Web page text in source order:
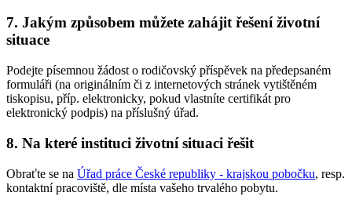
7. Jakým způsobem můžete zahájit řešení životní
situace
Podejte písemnou žádost o rodičovský příspěvek na předepsaném
formuláři (na originálním či z internetových stránek vytištěném
tiskopisu, příp. elektronicky, pokud vlastníte certifikát pro
elektronický podpis) na příslušný úřad.
8. Na které instituci životní situaci řešit
Obraťte se na Úřad práce České republiky - krajskou pobočku, resp.
kontaktní pracoviště, dle místa vašeho trvalého pobytu.